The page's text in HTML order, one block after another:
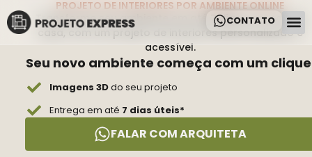
CONTATO
PROJETO DE INTERIORES POR AMBIENTE ONLINE
Transforme seu ambiente em até
7 dias, sem sair de
casa, com um projeto de interiores personalizado e
acessível.
Seu novo ambiente começa com um
Imagens 3Ddo seu projeto
Entrega em até 7 dias úteis*
FALAR COM ARQUITETA